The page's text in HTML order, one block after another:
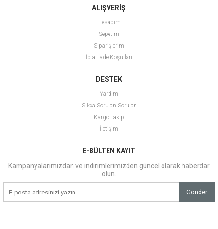
ALIŞVERİŞ
Hesabım
Sepetim
Siparişlerim
İptal İade Koşulları
DESTEK
Yardım
Sıkça Sorulan Sorular
Kargo Takip
İletişim
E-BÜLTEN KAYIT
Kampanyalarımızdan ve indirimlerimizden güncel olarak haberdar
olun.
Gönder